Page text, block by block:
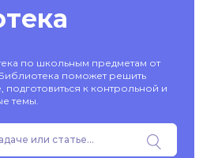
по школьным предметам от
поможет решить
к контрольной и
темы.